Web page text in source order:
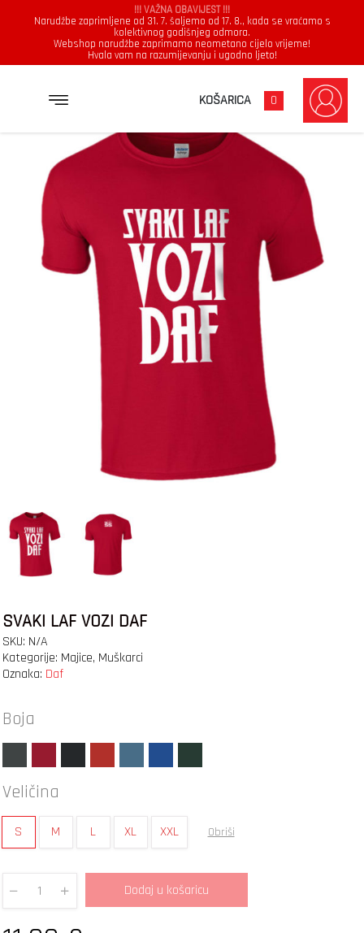
!!! VAŽNA OBAVIJEST !!!
Narudžbe zaprimljene od 31. 7. šaljemo od 17. 8., kada se vraćamo s
kolektivnog godišnjeg odmora.
Webshop narudžbe zaprimamo neometano cijelo vrijeme!
Hvala vam na razumijevanju i ugodno ljeto!
KOŠARICA 0
SVAKI LAF VOZI DAF
SKU: N/A
Kategorije: Majice, Muškarci
Oznaka: Daf
Boja
Veličina
S M L XL XXL Obriši
Quantity
Dodaj u košaricu